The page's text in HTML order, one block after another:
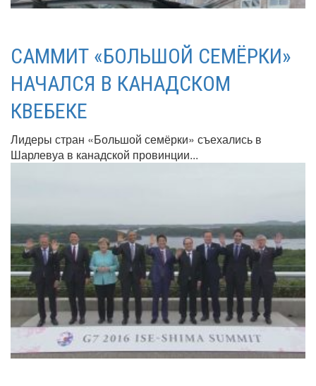
САММИТ «БОЛЬШОЙ СЕМЁРКИ»
НАЧАЛСЯ В КАНАДСКОМ
КВЕБЕКЕ
Лидеры стран «Большой семёрки» съехались в
Шарлевуа в канадской провинции...